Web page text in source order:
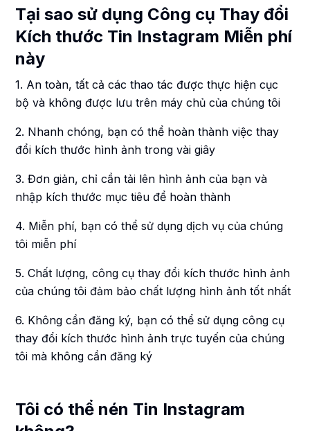
Tại sao sử dụng Công cụ Thay đổi
Kích thước Tin Instagram Miễn phí
này
1. An toàn, tất cả các thao tác được thực hiện cục
bộ và không được lưu trên máy chủ của chúng tôi
2. Nhanh chóng, bạn có thể hoàn thành việc thay
đổi kích thước hình ảnh trong vài giây
3. Đơn giản, chỉ cần tải lên hình ảnh của bạn và
nhập kích thước mục tiêu để hoàn thành
4. Miễn phí, bạn có thể sử dụng dịch vụ của chúng
tôi miễn phí
5. Chất lượng, công cụ thay đổi kích thước hình ảnh
của chúng tôi đảm bảo chất lượng hình ảnh tốt nhất
6. Không cần đăng ký, bạn có thể sử dụng công cụ
thay đổi kích thước hình ảnh trực tuyến của chúng
tôi mà không cần đăng ký
Tôi có thể nén Tin Instagram